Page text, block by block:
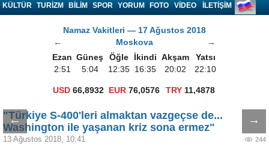
KÜLTÜR TURIZM BILIM SPOR YORUM FOTO VIDEO İLETİŞİM
Namaz Vakitleri — 17 Ağustos 2018
←
Moskova
→
Ezan Güneş Öğle İkindi Akşam
Yatsı
2:51
5:04 12:35 16:35 20:02 22:10
USD 66,8932 EUR 76,0576 TRY 11,4878
← →
"Türkiye S-400'leri almaktan vazgeçse de...
Washington ile yaşanan kriz sona ermez"
13 Ağustos 2018, 10:41 244